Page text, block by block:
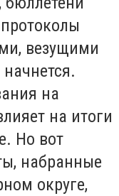
везущими
на
на итоги
Но вот
набранные
округе,